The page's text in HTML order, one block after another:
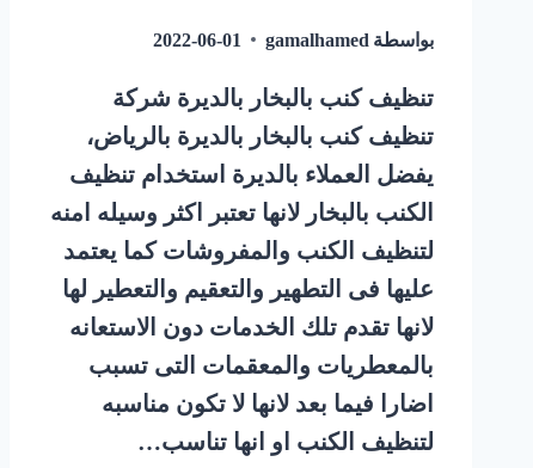
بواسطة gamalhamed
2022-06-01
تنظيف كنب بالبخار بالديرة شركة
تنظيف كنب بالبخار بالديرة بالرياض،
يفضل العملاء بالديرة استخدام تنظيف
الكنب بالبخار لانها تعتبر اكثر وسيله امنه
لتنظيف الكنب والمفروشات كما يعتمد
عليها فى التطهير والتعقيم والتعطير لها
لانها تقدم تلك الخدمات دون الاستعانه
بالمعطريات والمعقمات التى تسبب
اضارا فيما بعد لانها لا تكون مناسبه
لتنظيف الكنب او انها تناسب…